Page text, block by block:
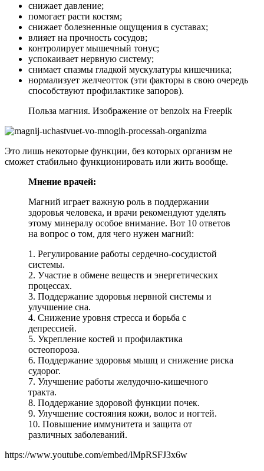
снижает давление;
помогает расти костям;
снижает болезненные ощущения в суставах;
влияет на прочность сосудов;
контролирует мышечный тонус;
успокаивает нервную систему;
снимает спазмы гладкой мускулатуры кишечника;
нормализует желчеотток (эти факторы в свою очередь
способствуют профилактике запоров).
Польза магния. Изображение от benzoix на Freepik
Это лишь некоторые функции, без которых организм не
сможет стабильно функционировать или жить вообще.
Мнение врачей:
Магний играет важную роль в поддержании
здоровья человека, и врачи рекомендуют уделять
этому минералу особое внимание. Вот 10 ответов
на вопрос о том, для чего нужен магний:
1. Регулирование работы сердечно-сосудистой
системы.
2. Участие в обмене веществ и энергетических
процессах.
3. Поддержание здоровья нервной системы и
улучшение сна.
4. Снижение уровня стресса и борьба с
депрессией.
5. Укрепление костей и профилактика
остеопороза.
6. Поддержание здоровья мышц и снижение риска
судорог.
7. Улучшение работы желудочно-кишечного
тракта.
8. Поддержание здоровой функции почек.
9. Улучшение состояния кожи, волос и ногтей.
10. Повышение иммунитета и защита от
различных заболеваний.
https://www.youtube.com/embed/lMpRSFJ3x6w